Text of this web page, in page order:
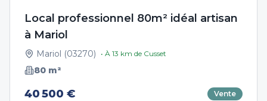
Local professionnel 80m² idéal artisan
à Mariol
Mariol (03270) • À 13 km de Cusset
80 m²
40 500 € Vente